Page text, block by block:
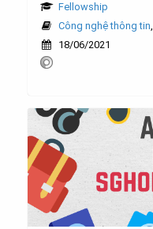
Fellowship
Công nghệ thông tin,
18/06/2021